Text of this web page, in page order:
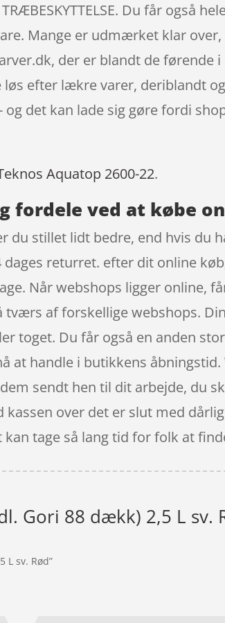
Du får også
Mange er udmærket klar
der er blandt de førende
efter lækre varer, deriblandt
det kan lade sig gøre fordi
Aquatop 2600-22.
fordele ved at købe
du stillet lidt bedre, end hvis du
returret. efter dit online
Når webshops ligger online,
af forskellige webshops.
toget. Du får også en anden
handle i butikkens åbningstid.
sendt hen til dit arbejde, du
kassen over det er slut med
tage så lang tid for folk at
Gori 88 dækk) 2,5 L sv.
sv. Rød”